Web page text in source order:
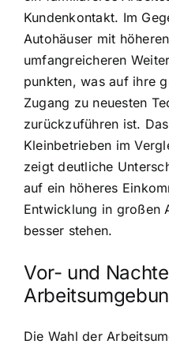
Kundenkontakt. Im
Autohäuser mit
umfangreicheren
punkten, was auf ihre
Zugang zu neuesten
zurückzuführen ist.
Kleinbetrieben im
zeigt deutliche
auf ein höheres
Entwicklung in großen
besser stehen.
Vor- und
Die Wahl der